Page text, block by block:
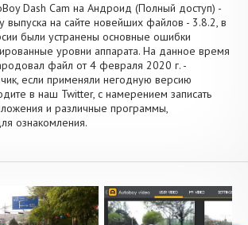
Dash Cam на Андроид (Полный доступ) -
выпуска на сайте новейших файлов - 3.8.2, в
были устранены основные ошибки
уровни аппарата. На данное время
файл от 4 февраля 2020 г. -
если применяли негодную версию
в наш Twitter, с намерением записать
и различные программы,
ознакомления.